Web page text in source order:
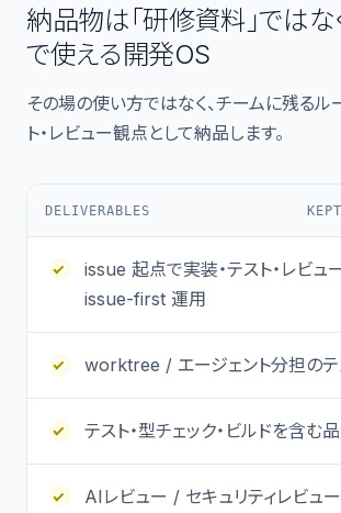
納品物は「研修資料」ではな
で使える開発OS
その場の使い方ではなく、チームに残るル
ト・レビュー観点として納品します。
DELIVERABLES
issue 起点で実装・テスト・レビュ
issue-first 運用
worktree / エージェント分担のテ
テスト・型チェック・ビルドを含む
AIレビュー / セキュリティレビュ